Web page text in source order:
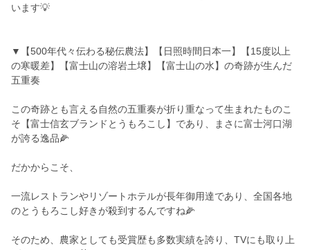
います💡
▼【500年代々伝わる秘伝農法】【日照時間日本一】【15度以上
の寒暖差】【富士山の溶岩土壌】【富士山の水】の奇跡が生んだ
五重奏
この奇跡とも言える自然の五重奏が折り重なって生まれたものこ
そ【富士信玄ブランドとうもろこし】であり、まさに富士河口湖
が誇る逸品🌽
だかからこそ、
一流レストランやリゾートホテルが長年御用達であり、全国各地
のとうもろこし好きが殺到するんですね🌽
そのため、農家としても受賞歴も多数実績を誇り、TVにも取り上